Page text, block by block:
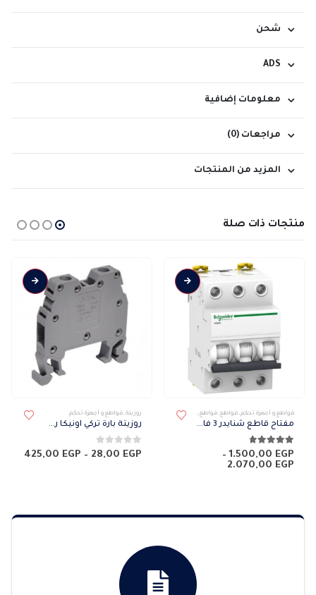
شحن
ADS
معلومات إضافية
مراجعات (0)
المزيد من المنتجات
منتجات ذات صلة
قواطع و أجهزة تحكم, قواطع, قواطع SCHNEIDER
مفتاح قاطع شنايدر 3 فاز 6 كيلو
4.67من 5
1.500,00 EGP
–
2.070,00 EGP
روزيتة, قواطع و أجهزة تحكم
روزيتة بارة تركي اونيكا رصاصي
0من 5 28,00 EGP
–
425,00 EGP